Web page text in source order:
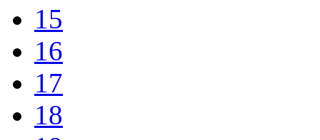
15
16
17
18